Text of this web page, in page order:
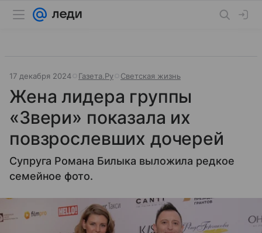
17 декабря 2024 Газета.Ру Светская жизнь
Жена лидера группы
«Звери» показала их
повзрослевших дочерей
Супруга Романа Билыка выложила редкое
семейное фото.